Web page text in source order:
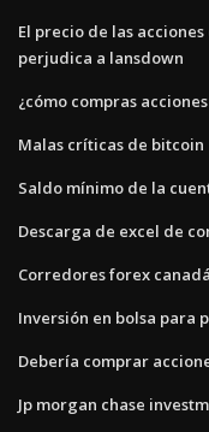
El precio de las
perjudica a lansdown
¿cómo compras
Malas críticas de bitcoin
Saldo mínimo de la
Descarga de excel de
Corredores forex canadá
Inversión en bolsa para
Debería comprar
Jp morgan chase